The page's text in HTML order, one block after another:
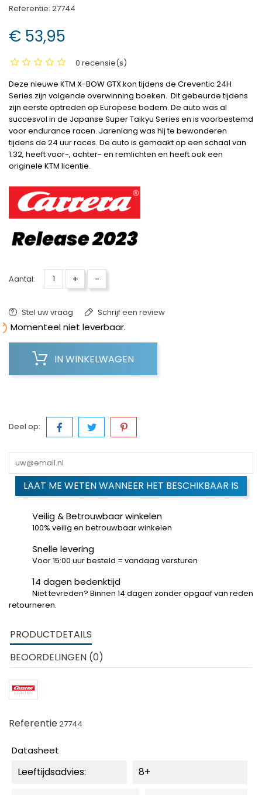
Referentie: 27744
€ 53,95
0 recensie(s)
Deze nieuwe KTM X-BOW GTX kon tijdens de Creventic 24H
Series zijn volgende overwinning boeken. Dit gebeurde tijdens
zijn eerste optreden op Europese bodem. De auto was al
succesvol in de Japanse Super Taikyu Series en is voorbestemd
voor endurance racen. Jarenlang was hij te bewonderen
tijdens de 24 uur races. De auto is gemaakt op een schaal van
1:32, heeft voor-, achter- en remlichten en heeft ook een
originele KTM licentie.
Aantal: + -
Stel uw vraag Schrijf een review
Momenteel niet leverbaar.
IN WINKELWAGEN
Deel op:
LAAT ME WETEN WANNEER HET BESCHIKBAAR IS
Veilig & Betrouwbaar winkelen
100% veilig en betrouwbaar winkelen
Snelle levering
Voor 15:00 uur besteld = vandaag versturen
14 dagen bedenktijd
Niet tevreden? Binnen 14 dagen zonder opgaaf van reden
retourneren.
PRODUCTDETAILS
BEOORDELINGEN (0)
Referentie27744
Datasheet
Leeftijdsadvies: 8+